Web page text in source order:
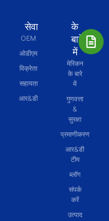
सेवा
OEM
ओडीएम
विक्रेता
सहायता
आर&डी
के
बारे
में
मेरिकन
के बारे
में
गुणवत्ता
&
सुरक्षा
प्रमाणीकरण
आर&डी
टीम
ब्लॉग
संपर्क
करें
उत्पाद